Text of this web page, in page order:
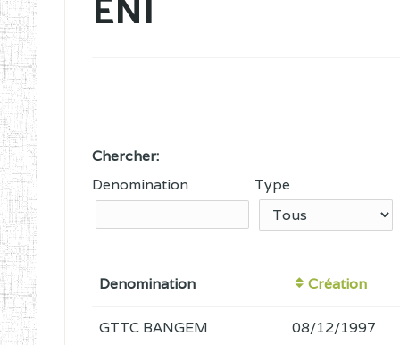
ENI
Chercher:
Denomination
Type
Denomination Création
GTTC BANGEM 08/12/1997